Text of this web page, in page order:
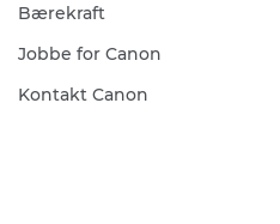
Bærekraft
Jobbe for Canon
Kontakt Canon